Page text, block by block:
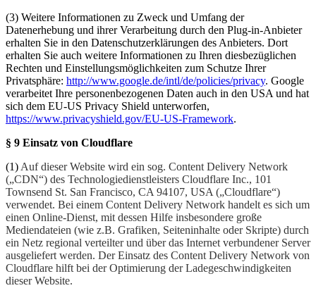
(3) Weitere Informationen zu Zweck und Umfang der
Datenerhebung und ihrer Verarbeitung durch den Plug-in-Anbieter
erhalten Sie in den Datenschutzerklärungen des Anbieters. Dort
erhalten Sie auch weitere Informationen zu Ihren diesbezüglichen
Rechten und Einstellungsmöglichkeiten zum Schutze Ihrer
Privatsphäre: http://www.google.de/intl/de/policies/privacy. Google
verarbeitet Ihre personenbezogenen Daten auch in den USA und hat
sich dem EU-US Privacy Shield unterworfen,
https://www.privacyshield.gov/EU-US-Framework.
§ 9 Einsatz von Cloudflare
(1) Auf dieser Website wird ein sog. Content Delivery Network
(„CDN“) des Technologiedienstleisters Cloudflare Inc., 101
Townsend St. San Francisco, CA 94107, USA („Cloudflare“)
verwendet. Bei einem Content Delivery Network handelt es sich um
einen Online-Dienst, mit dessen Hilfe insbesondere große
Mediendateien (wie z.B. Grafiken, Seiteninhalte oder Skripte) durch
ein Netz regional verteilter und über das Internet verbundener Server
ausgeliefert werden. Der Einsatz des Content Delivery Network von
Cloudflare hilft bei der Optimierung der Ladegeschwindigkeiten
dieser Website.